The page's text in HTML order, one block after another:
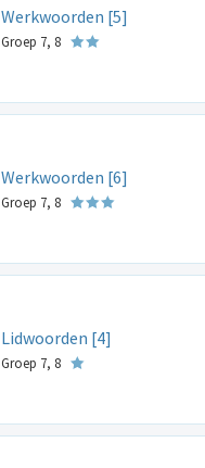
Werkwoorden [5]
Groep 7, 8
Werkwoorden [6]
Groep 7, 8
Lidwoorden [4]
Groep 7, 8